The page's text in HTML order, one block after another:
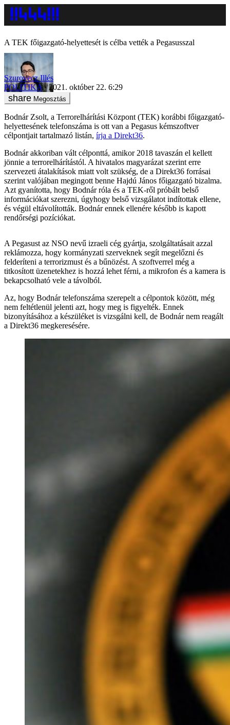
A TEK főigazgató-helyettesét is célba vették a Pegasusszal
Szurovecz Illés
POLITIKA
2021. október 22. 6:29
Megosztás
Bodnár Zsolt, a Terrorelhárítási Központ (TEK) korábbi főigazgató-
helyettesének telefonszáma is ott van a Pegasus kémszoftver
célpontjait tartalmazó listán, írja a Direkt36.
Bodnár akkoriban vált célponttá, amikor 2018 tavaszán el kellett
jönnie a terrorelhárítástól. A hivatalos magyarázat szerint erre
szervezeti átalakítások miatt volt szükség, de a Direkt36 forrásai
szerint valójában megingott benne Hajdú János főigazgató bizalma.
Azt gyanította, hogy Bodnár róla és a TEK-ről próbált belső
információkat szerezni, úgyhogy belső vizsgálatot indítottak ellene,
és végül eltávolították. Bodnár ennek ellenére később is kapott
rendőrségi pozíciókat.
A Pegasust az NSO nevű izraeli cég gyártja, szolgáltatásait azzal
reklámozza, hogy kormányzati szerveknek segít megelőzni és
felderíteni a terrorizmust és a bűnözést. A szoftverrel még a
titkosított üzenetekhez is hozzá lehet férni, a mikrofon és a kamera is
bekapcsolható vele a távolból.
Az, hogy Bodnár telefonszáma szerepelt a célpontok között, még
nem feltétlenül jelenti azt, hogy meg is figyelték. Ennek
bizonyításához a készüléket is vizsgálni kell, de Bodnár nem reagált
a Direkt36 megkeresésére.